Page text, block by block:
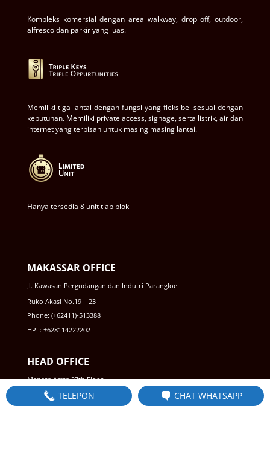
Kompleks komersial dengan area walkway, drop off, outdoor,
alfresco dan parkir yang luas.
Memiliki tiga lantai dengan fungsi yang fleksibel sesuai dengan
kebutuhan. Memiliki private access, signage, serta listrik, air dan
internet yang terpisah untuk masing masing lantai.
Hanya tersedia 8 unit tiap blok
MAKASSAR OFFICE
Jl. Kawasan Pergudangan dan Indutri Parangloe
Ruko Akasi No.19 – 23
Phone: (+62411)-513388
HP. : +628114222202
HEAD OFFICE
Menara Astra 27th Floor
Jl. Jendral Sudirman No.KAV 5 – 6
Jakarta Pusat, 10220
TELEPON CHAT WHATSAPP